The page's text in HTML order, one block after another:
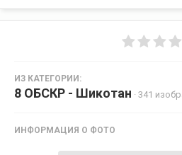
ИЗ КАТЕГОРИИ:
8 ОБСКР - Шикотан · 341
ИНФОРМАЦИЯ О ФОТО